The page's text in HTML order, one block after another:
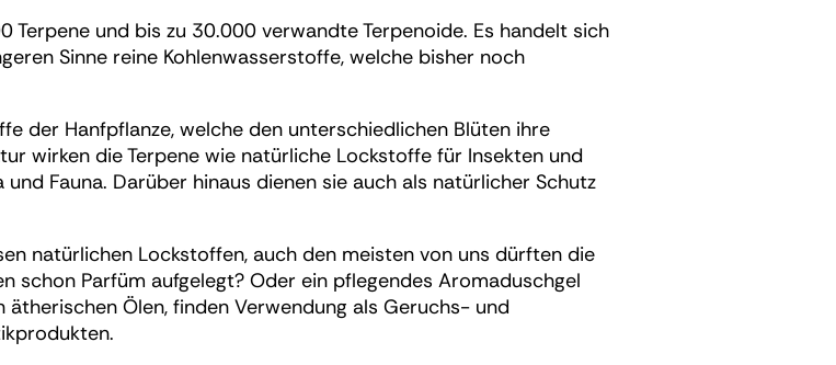
und bis zu 30.000 verwandte Terpenoide. Es handelt sich
Sinne reine Kohlenwasserstoffe, welche bisher noch
der Hanfpflanze, welche den unterschiedlichen Blüten ihre
wirken die Terpene wie natürliche Lockstoffe für Insekten und
Fauna. Darüber hinaus dienen sie auch als natürlicher Schutz
natürlichen Lockstoffen, auch den meisten von uns dürften die
schon Parfüm aufgelegt? Oder ein pflegendes Aromaduschgel
Ölen, finden Verwendung als Geruchs- und